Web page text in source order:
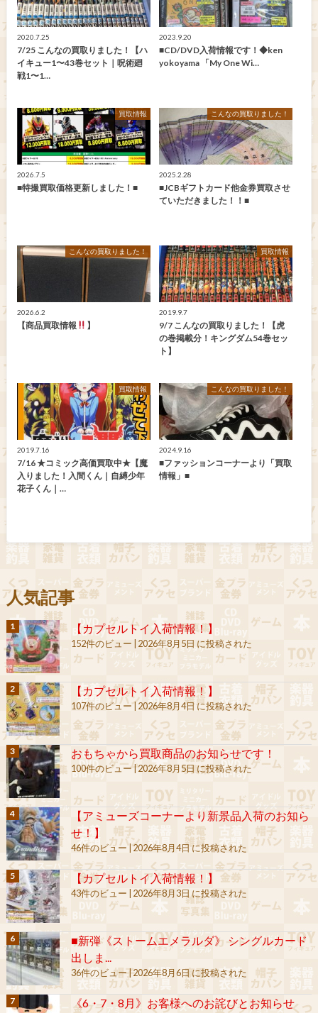
2020.7.25
7/25 こんなの買取りました！【ハ
イキュー1〜43巻セット｜呪術廻
戦1〜1…
2023.9.20
■CD/DVD入荷情報です！◆ken
yokoyama 「My One Wi…
買取情報
2026.7.5
■特撮買取価格更新しました！■
こんなの買取りました！
2025.2.28
■JCBギフトカード他金券買取させ
ていただきました！！■
こんなの買取りました！
2026.6.2
【商品買取情報 】
買取情報
2019.9.7
9/7 こんなの買取りました！【虎
の巻掲載分！キングダム54巻セッ
ト】
買取情報
2019.7.16
7/16 ★コミック高価買取中★【魔
入りました！入間くん｜自縛少年
花子くん｜…
こんなの買取りました！
2024.9.16
■ファッションコーナーより「買取
情報」■
人気記事
【カプセルトイ入荷情報！】
152件のビュー 2026年8月5日 に投稿された
【カプセルトイ入荷情報！】
107件のビュー|2026年8月4日 に投稿された
おもちゃから買取商品のお知らせです！
100件のビュー|2026年8月5日 に投稿された
【アミューズコーナーより新景品入荷のお知ら
せ！】
46件のビュー|2026年8月4日 に投稿された
【カプセルトイ入荷情報！】
43件のビュー 2026年8月3日 に投稿された
■新弾《ストームエメラルダ》 シングルカード
出しま...
36件のビュー|2026年8月6日 に投稿された
《6・7・8月》お客様へのお詫びとお知らせ